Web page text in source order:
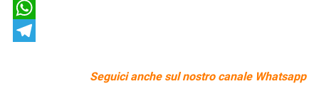
X
WhatsApp
Seguici anche sul nostro canale Whatsapp